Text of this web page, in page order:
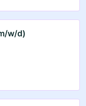
w/d)